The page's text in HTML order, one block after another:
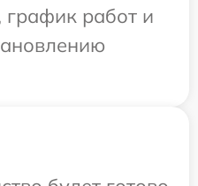
график работ и